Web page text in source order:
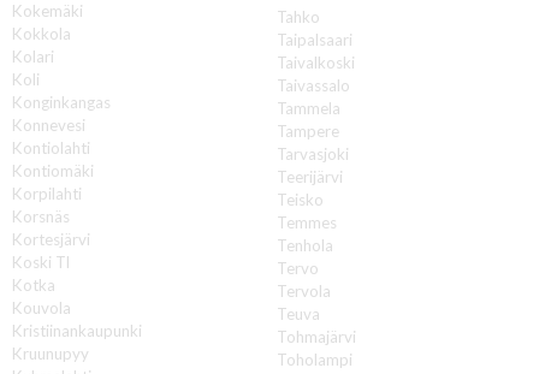
Kokemäki
Kokkola
Kolari
Koli
Konginkangas
Konnevesi
Kontiolahti
Kontiomäki
Korpilahti
Korsnäs
Kortesjärvi
Koski Tl
Kotka
Kouvola
Kristiinankaupunki
Kruunupyy
Tahko
Taipalsaari
Taivalkoski
Taivassalo
Tammela
Tampere
Tarvasjoki
Teerijärvi
Teisko
Temmes
Tenhola
Tervo
Tervola
Teuva
Tohmajärvi
Toholampi